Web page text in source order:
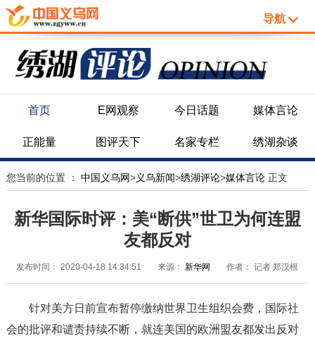
导航
首页 E网观察 今日话题 媒体言论
正能量 图评天下 名家专栏 绣湖杂谈
您当前的位置 ： 中国义乌网>义乌新闻>绣湖评论>媒体言论 正文
新华国际时评：美“断供”世卫为何连盟
友都反对
发布时间： 2020-04-18 14:34:51 来源：新华网 作者：记者 郑汉根
针对美方日前宣布暂停缴纳世界卫生组织会费，国际社
会的批评和谴责持续不断，就连美国的欧洲盟友都发出反对